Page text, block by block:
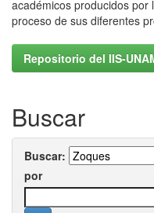
académicos producidos por
proceso de sus diferentes
Repositorio del IIS-
Buscar
Buscar:
por